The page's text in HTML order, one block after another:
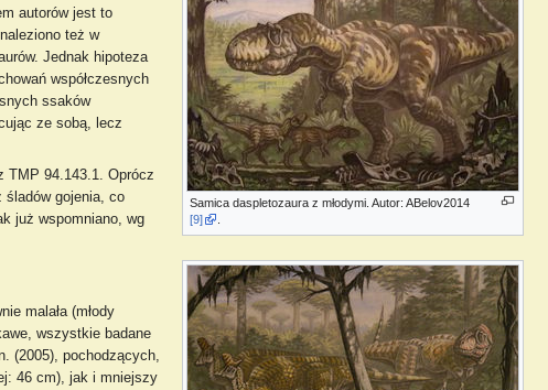
Samica daspletozaura z młodymi. Autor: ABelov2014
[9]
autorów jest to
też w
Jednak hipoteza
współczesnych
ssaków
ze sobą, lecz
TMP 94.143.1. Oprócz
śladów gojenia, co
już wspomniano, wg
malała (młody
wszystkie badane
(2005), pochodzących,
46 cm), jak i mniejszy